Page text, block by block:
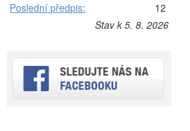
Poslední předpis:
12
Stav k 5. 8. 2026